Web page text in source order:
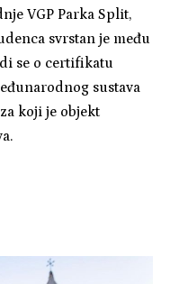
VGP Parka Split,
svrstan je među
se o certifikatu
sustava
koji je objekt